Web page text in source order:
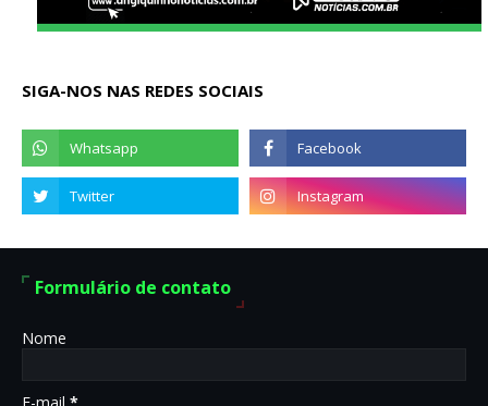
SIGA-NOS NAS REDES SOCIAIS
Formulário de contato
Nome